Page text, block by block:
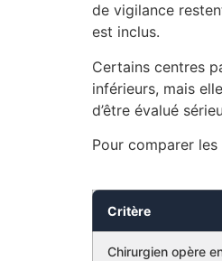
de vigilance
est inclus.
Certains centres
inférieurs, mais
d’être évalué
Pour comparer
Critère
Chirurgien opère